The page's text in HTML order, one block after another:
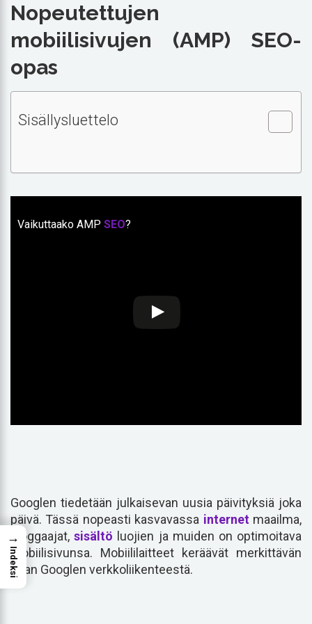
Nopeutettujen
mobiilisivujen (AMP) SEO-
opas
Sisällysluettelo
Vaikuttaako AMP SEO?
Googlen tiedetään julkaisevan uusia päivityksiä joka
päivä. Tässä nopeasti kasvavassa internetmaailma,
bloggaajat,sisältö luojien ja muiden on optimoitava
mobiilisivunsa. Mobiililaitteet keräävät merkittävän
osan Googlen verkkoliikenteestä.
→
Indeksi